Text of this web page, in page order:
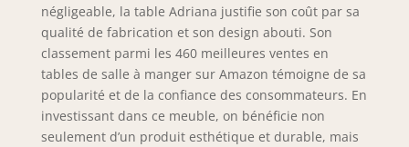
négligeable, la table Adriana justifie son coût par sa
qualité de fabrication et son design abouti. Son
classement parmi les 460 meilleures ventes en
tables de salle à manger sur Amazon témoigne de sa
popularité et de la confiance des consommateurs. En
investissant dans ce meuble, on bénéficie non
seulement d’un produit esthétique et durable, mais